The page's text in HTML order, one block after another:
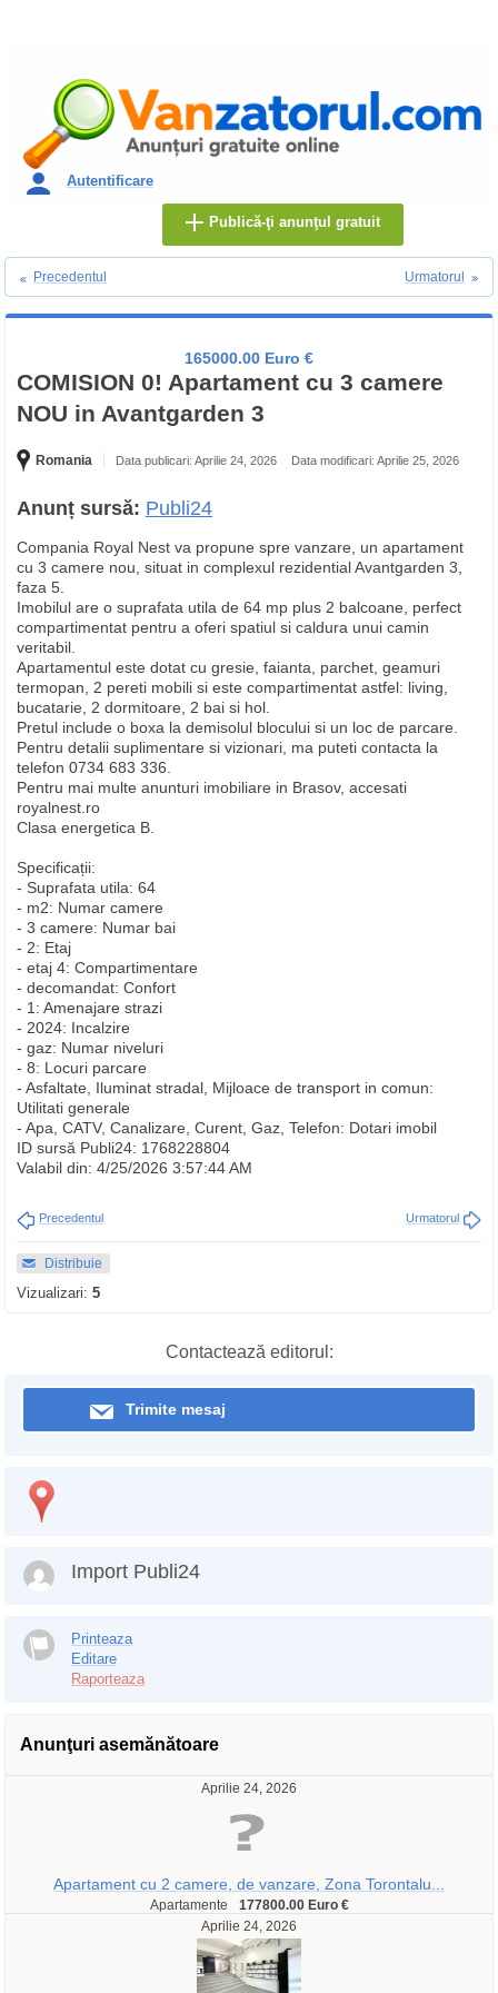
Autentificare
Publică-ţi anunţul gratuit
Precedentul Urmatorul
165000.00 Euro €
COMISION 0! Apartament cu 3 camere
NOU in Avantgarden 3
Romania Data publicari: Aprilie 24, 2026 Data modificari: Aprilie 25, 2026
Anunț sursă: Publi24
Compania Royal Nest va propune spre vanzare, un apartament
cu 3 camere nou, situat in complexul rezidential Avantgarden 3,
faza 5.
Imobilul are o suprafata utila de 64 mp plus 2 balcoane, perfect
compartimentat pentru a oferi spatiul si caldura unui camin
veritabil.
Apartamentul este dotat cu gresie, faianta, parchet, geamuri
termopan, 2 pereti mobili si este compartimentat astfel: living,
bucatarie, 2 dormitoare, 2 bai si hol.
Pretul include o boxa la demisolul blocului si un loc de parcare.
Pentru detalii suplimentare si vizionari, ma puteti contacta la
telefon 0734 683 336.
Pentru mai multe anunturi imobiliare in Brasov, accesati
royalnest.ro
Clasa energetica B.
Specificații:
- Suprafata utila: 64
- m2: Numar camere
- 3 camere: Numar bai
- 2: Etaj
- etaj 4: Compartimentare
- decomandat: Confort
- 1: Amenajare strazi
- 2024: Incalzire
- gaz: Numar niveluri
- 8: Locuri parcare
- Asfaltate, Iluminat stradal, Mijloace de transport in comun:
Utilitati generale
- Apa, CATV, Canalizare, Curent, Gaz, Telefon: Dotari imobil
ID sursă Publi24: 1768228804
Valabil din: 4/25/2026 3:57:44 AM
Precedentul Urmatorul
Distribuie
Vizualizari: 5
Contactează editorul:
Trimite mesaj
Import Publi24
Printeaza
Editare
Raporteaza
Anunţuri asemănătoare
Aprilie 24, 2026
Apartament cu 2 camere, de vanzare, Zona Torontalu...
Apartamente
177800.00 Euro €
Aprilie 24, 2026